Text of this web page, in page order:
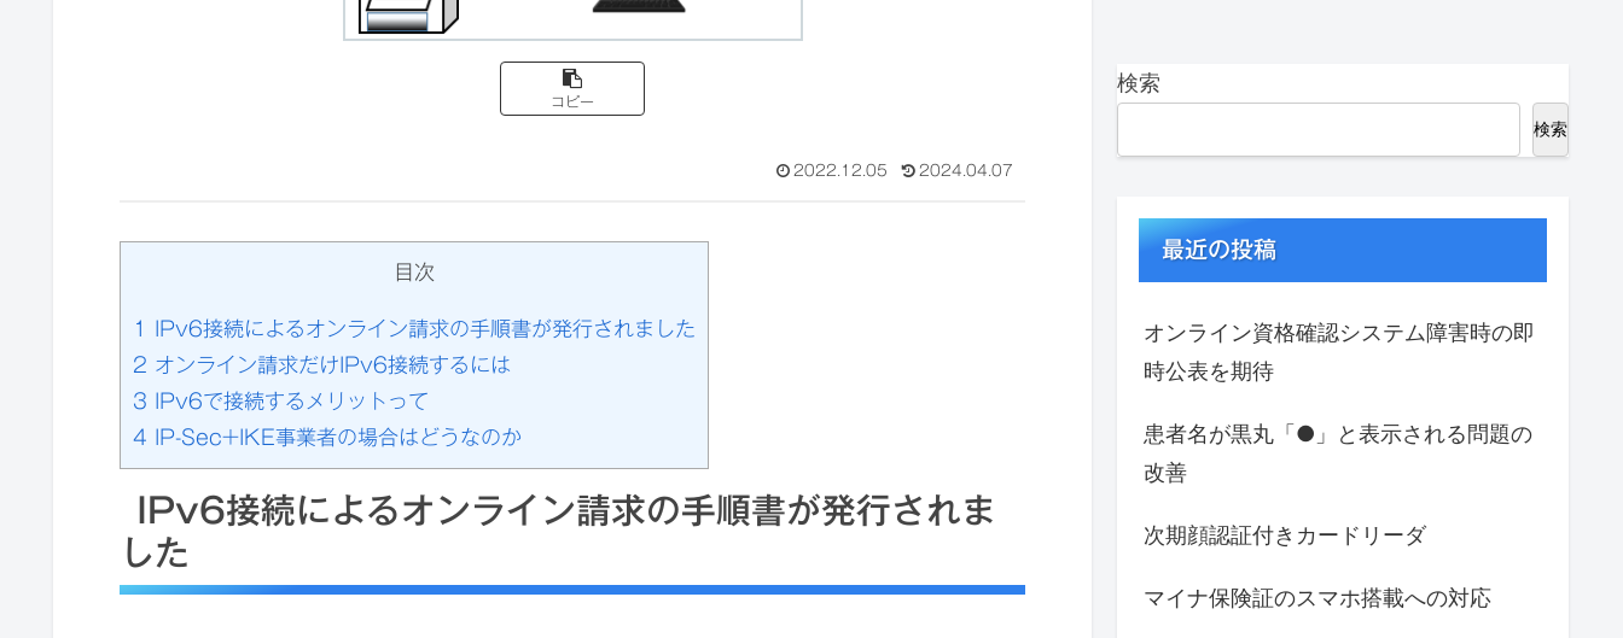
コピー
2022.12.05 2024.04.07
目次
1
IPv6接続によるオンライン請求の手順書が発行されました
2 オンライン請求だけIPv6接続するには
3 IPv6で接続するメリットって
4 IP-Sec+IKE事業者の場合はどうなのか
IPv6接続によるオンライン請求の手順書が発行されま
した
検索
検索
最近の投稿
オンライン資格確認システム障害時の即
時公表を期待
患者名が黒丸「●」と表示される問題の
改善
次期顔認証付きカードリーダ
マイナ保険証のスマホ搭載への対応